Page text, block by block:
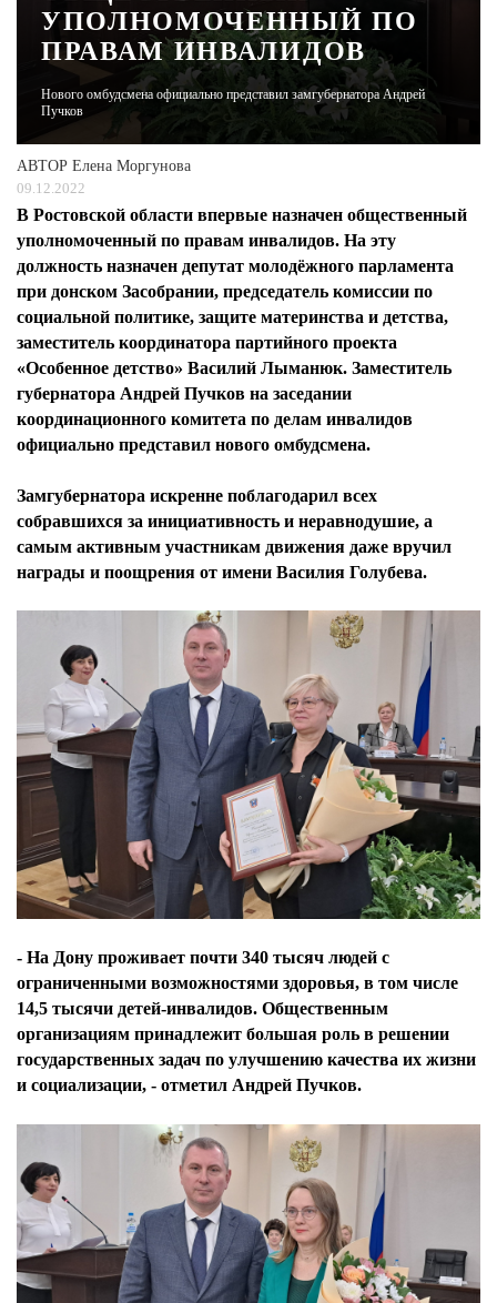
ЖУРНАЛ
УПОЛНОМОЧЕННЫЙ ПО
ПРАВАМ ИНВАЛИДОВ
Нового омбудсмена официально представил замгубернатора Андрей
Пучков
АВТОР Елена Моргунова
09.12.2022
В Ростовской области впервые назначен общественный
уполномоченный по правам инвалидов. На эту
должность назначен депутат молодёжного парламента
при донском Засобрании, председатель комиссии по
социальной политике, защите материнства и детства,
заместитель координатора партийного проекта
«Особенное детство» Василий Лыманюк. Заместитель
губернатора Андрей Пучков на заседании
координационного комитета по делам инвалидов
официально представил нового омбудсмена.
Замгубернатора искренне поблагодарил всех
собравшихся за инициативность и неравнодушие, а
самым активным участникам движения даже вручил
награды и поощрения от имени Василия Голубева.
- На Дону проживает почти 340 тысяч людей с
ограниченными возможностями здоровья, в том числе
14,5 тысячи детей-инвалидов. Общественным
организациям принадлежит большая роль в решении
государственных задач по улучшению качества их жизни
и социализации, - отметил Андрей Пучков.